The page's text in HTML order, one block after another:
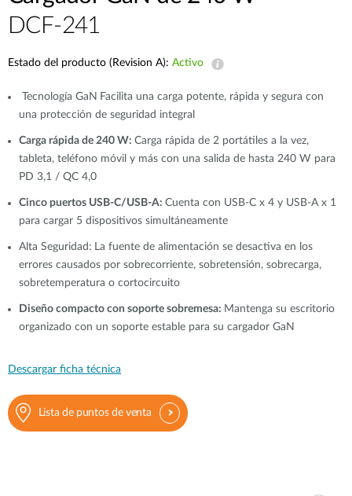
DCF-241
Estado del producto (Revision A): Activo
Tecnología GaN Facilita una carga potente, rápida y segura con
una protección de seguridad integral
Carga rápida de 240 W: Carga rápida de 2 portátiles a la vez,
tableta, teléfono móvil y más con una salida de hasta 240 W para
PD 3,1 / QC 4,0
Cinco puertos USB-C/USB-A: Cuenta con USB-C x 4 y USB-A x 1
para cargar 5 dispositivos simultáneamente
Alta Seguridad: La fuente de alimentación se desactiva en los
errores causados por sobrecorriente, sobretensión, sobrecarga,
sobretemperatura o cortocircuito
Diseño compacto con soporte sobremesa: Mantenga su escritorio
organizado con un soporte estable para su cargador GaN
Descargar ficha técnica
Lista de puntos de venta